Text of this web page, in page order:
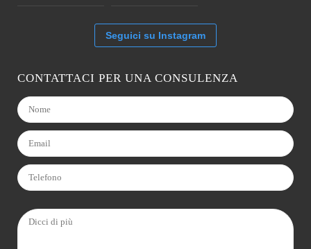
Seguici su Instagram
CONTATTACI PER UNA CONSULENZA